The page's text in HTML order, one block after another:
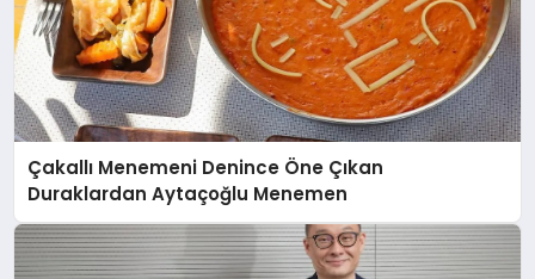
Çakallı Menemeni Denince Öne Çıkan
Duraklardan Aytaçoğlu Menemen